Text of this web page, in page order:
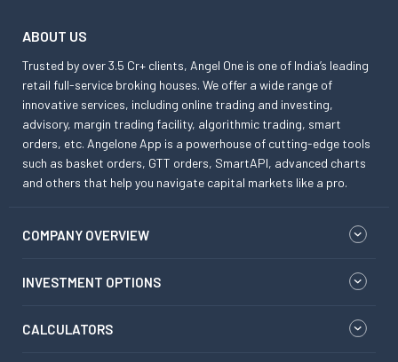
ABOUT US
Trusted by over 3.5 Cr+ clients, Angel One is one of India’s leading
retail full-service broking houses. We offer a wide range of
innovative services, including online trading and investing,
advisory, margin trading facility, algorithmic trading, smart
orders, etc. Angelone App is a powerhouse of cutting-edge tools
such as basket orders, GTT orders, SmartAPI, advanced charts
and others that help you navigate capital markets like a pro.
COMPANY OVERVIEW
INVESTMENT OPTIONS
CALCULATORS